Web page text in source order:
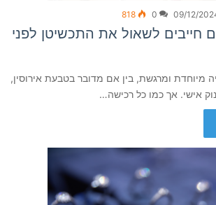
09/12/
0
818
חייבים לשאול את התכשיטן לפני
מיוחדת ומרגשת, בין אם מדובר בטבעת אירוסין,
אישי. אך כמו כל רכישה…